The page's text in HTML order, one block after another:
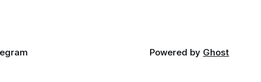
Powered by Ghost